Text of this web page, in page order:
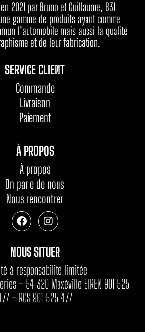
2021 par Bruno et Guillaume, B31
gamme de produits ayant comme
l’automobile mais aussi la qualité
et de leur fabrication.
SERVICE CLIENT
Commande
Livraison
Paiement
À PROPOS
À propos
On parle de nous
Nous rencontrer
NOUS SITUER
à responsabilité limitée
– 54 320 Maxéville SIREN 901 525
– RCS 901 525 477